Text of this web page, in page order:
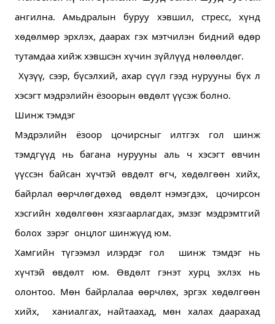
ангилна. Амьдралын буруу хэвшил, стресс, хүнд
хөдөлмөр эрхлэх, даарах гэх мэтчилэн бидний өдөр
тутамдаа хийж хэвшсэн хүчин зүйлүүд нөлөөлдөг.
Хүзүү, сээр, бүсэлхий, ахар сүүл гээд нурууны бүх л
хэсэгт мэдрэлийн ёзоорын өвдөлт үүсэж болно.
Шинж тэмдэг
Мэдрэлийн ёзоор цочирсныг илтгэх гол шинж
тэмдгүүд нь багана нурууны аль ч хэсэгт өвчин
үүссэн байсан хүчтэй өвдөлт өгч, хөдөлгөөн хийх,
байрлал өөрчлөгдөхөд  өвдөлт нэмэгдэх,  цочирсон
хэсгийн хөдөлгөөн хязгаарлагдах, эмзэг мэдрэмтгий
болох  зэрэг  онцлог шинжүүд юм.
Хамгийн түгээмэл илэрдэг гол  шинж тэмдэг нь
хүчтэй өвдөлт юм. Өвдөлт гэнэт хурц эхлэх нь
олонтоо. Мөн байрлалаа өөрчлөх, эргэх хөдөлгөөн
хийх,  ханиалгах, найтаахад, мөн халах даарахад